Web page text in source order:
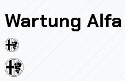
Wartung